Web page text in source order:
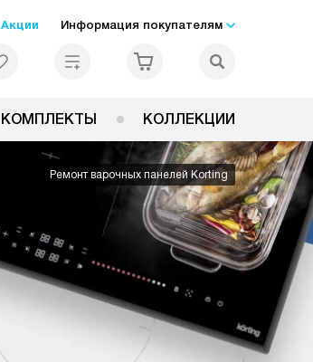
Акции Информация покупателям
КОМПЛЕКТЫ КОЛЛЕКЦИИ
Ремонт варочных панелей Korting